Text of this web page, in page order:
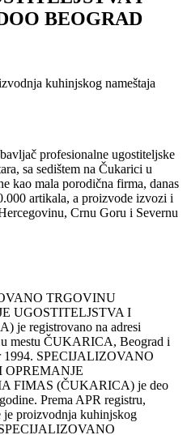
BEOGRAD
kuhinjskog nameštaja
profesionalne ugostiteljske
sa sedištem na Čukarici u
kao mala porodična firma, danas
artikala, a proizvode izvozi i
Crnu Goru i Severnu
TRGOVINU
UGOSTITELJSTVA I
je registrovano na adresi
ČUKARICA, Beograd i
1994. SPECIJALIZOVANO
FIMAS (ČUKARICA) je deo
Prema APR registru,
je proizvodnja kuhinjskog
SPECIJALIZOVANO